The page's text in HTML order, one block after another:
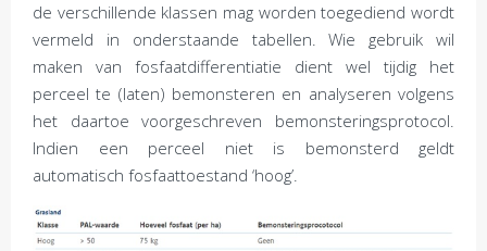
de verschillende klassen mag worden toegediend wordt
vermeld in onderstaande tabellen. Wie gebruik wil
maken van fosfaatdifferentiatie dient wel tijdig het
perceel te (laten) bemonsteren en analyseren volgens
het daartoe voorgeschreven bemonsteringsprotocol.
Indien een perceel niet is bemonsterd geldt
automatisch fosfaattoestand ‘hoog’.